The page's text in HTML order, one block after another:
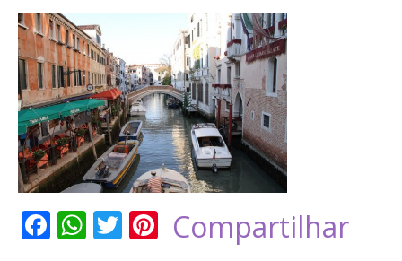
F W T Pi
Compartilhar